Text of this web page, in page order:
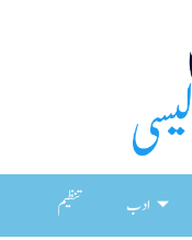
ادب تنظیم